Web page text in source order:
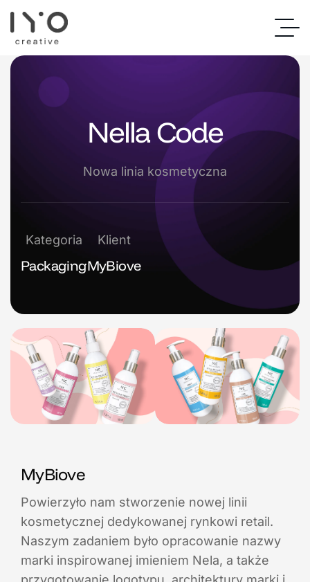
Nella Code
Nowa linia kosmetyczna
Kategoria
Packaging
Klient
MyBiove
MyBiove
Powierzyło nam stworzenie nowej linii
kosmetycznej dedykowanej rynkowi retail.
Naszym zadaniem było opracowanie nazwy
marki inspirowanej imieniem Nela, a także